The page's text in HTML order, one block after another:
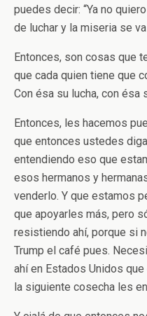
puedes decir: “Ya no
de luchar y la miseria se
Entonces, son cosas que
que cada quien tiene que
Con ésa su lucha, con ésa
Entonces, les hacemos
que entonces ustedes
entendiendo eso que
esos hermanos y
venderlo. Y que estamos
que apoyarles más, pero
resistiendo ahí, porque si
Trump el café pues.
ahí en Estados Unidos
la siguiente cosecha les